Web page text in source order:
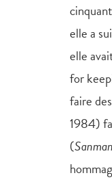
elle a
elle
for
faire
1984)
(